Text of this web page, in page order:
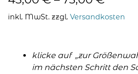
inkl. MwSt. zzgl. Versandkosten
klicke auf „zur
im nächsten Schritt den